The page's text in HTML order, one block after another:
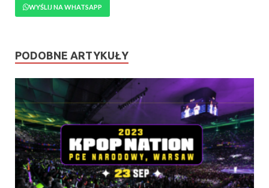
WYŚLIJ NA WHATSAPP
PODOBNE ARTYKUŁY